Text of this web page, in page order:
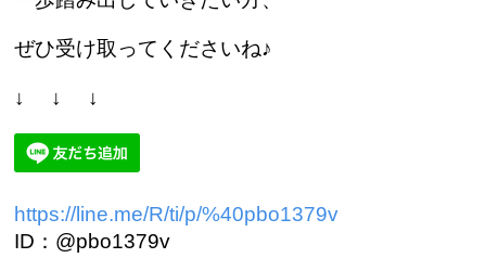
ぜひ受け取ってくださいね♪
↓ ↓ ↓
https://line.me/R/ti/p/%40pbo1379v
ID：@pbo1379v